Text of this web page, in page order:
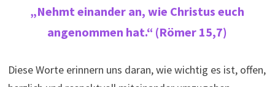
„Nehmt einander an, wie Christus euch
angenommen hat.“ (Römer 15,7)
Diese Worte erinnern uns daran, wie wichtig es ist, offen,